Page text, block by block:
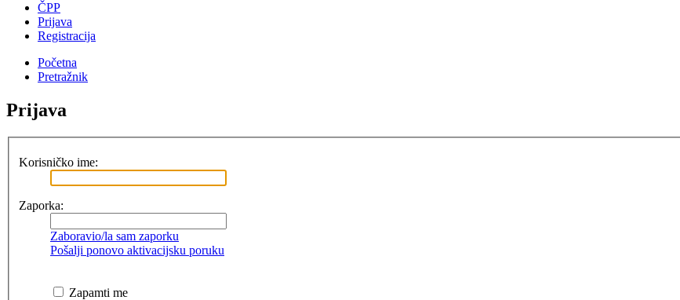
ČPP
Prijava
Registracija
Početna
Pretražnik
Prijava
Korisničko ime:
Zaporka:
Zaboravio/la sam zaporku
Pošalji ponovo aktivacijsku poruku
Zapamti me